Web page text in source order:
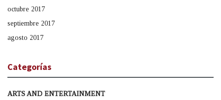
octubre 2017
septiembre 2017
agosto 2017
Categorías
ARTS AND ENTERTAINMENT